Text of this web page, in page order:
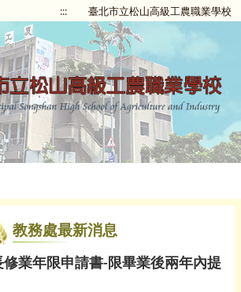
::: 臺北市立松山高級工農職業學校
教務處最新消息
修業年限申請書-限畢業後兩年內提